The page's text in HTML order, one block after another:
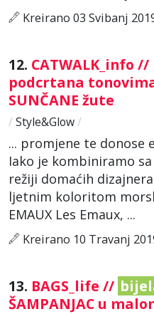
Kreirano 03 Svibanj
12. CATWALK_info
podcrtana
SUNČANE žute
/ Style&Glow/
... promjene te donose
Iako je kombiniramo
režiji domaćih
ljetnim koloritom
EMAUX Les Emaux, ...
Kreirano 10 Travanj
13. BAGS_life //
ŠAMPANJAC u